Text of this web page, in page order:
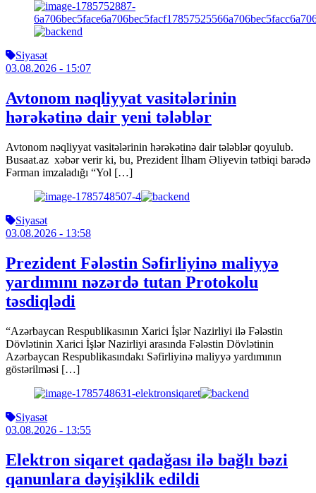
Siyasət
03.08.2026 - 15:07
Avtonom nəqliyyat vasitələrinin
hərəkətinə dair yeni tələblər
Avtonom nəqliyyat vasitələrinin hərəkətinə dair tələblər qoyulub.
Busaat.az xəbər verir ki, bu, Prezident İlham Əliyevin tətbiqi barədə
Fərman imzaladığı “Yol […]
Siyasət
03.08.2026 - 13:58
Prezident Fələstin Səfirliyinə maliyyə
yardımını nəzərdə tutan Protokolu
təsdiqlədi
“Azərbaycan Respublikasının Xarici İşlər Nazirliyi ilə Fələstin
Dövlətinin Xarici İşlər Nazirliyi arasında Fələstin Dövlətinin
Azərbaycan Respublikasındakı Səfirliyinə maliyyə yardımının
göstərilməsi […]
Siyasət
03.08.2026 - 13:55
Elektron siqaret qadağası ilə bağlı bəzi
qanunlara dəyişiklik edildi